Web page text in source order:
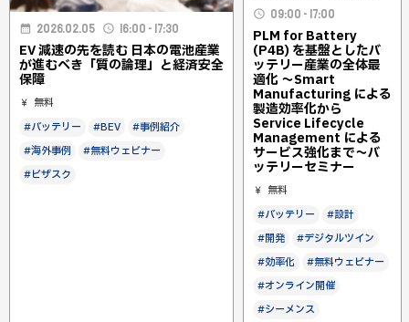
2026.02.05 16:00 - 17:30
EV 減速の先を読む 日本の電池産業
が進むべき「質の論理」と経済安全
保障
無料
#バッテリー #BEV
#事例紹介
#海外事例
#無料ウェビナー
#ビザスク
09:00 - 17:00
PLM for Battery
(P4B) を基盤としたバ
ッテリー産業の全体最
適化 ～Smart
Manufacturing による
製造効率化から
Service Lifecycle
Management による
サービス強化まで～バ
ッテリーセミナー
無料
#バッテリー
#設計
#開発
#デジタルツイン
#効率化
#無料ウェビナー
#オンライン開催
#シーメンス